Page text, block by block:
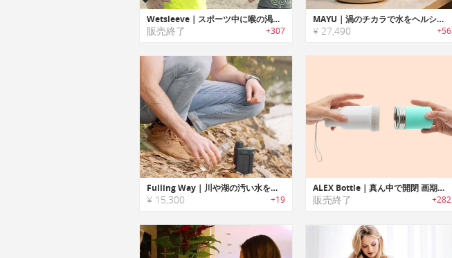
Wetsleeve｜スポーツ中に喉の渇きを潤せるスリーブデザインハイドレーションシステム「ウエットスリーブ」
販売終了 +307
MAYU｜渦のチカラで水をヘルシーにする浄水デバイス「マユ」
¥ 27,490 +56
Fulling Way｜川や湖の汚い水を綺麗にするポータブル浄化システム
¥ 15,300 +19
ALEX Bottle｜真ん中で開閉 画期的な水筒「アレックスボトル」
販売終了 +282